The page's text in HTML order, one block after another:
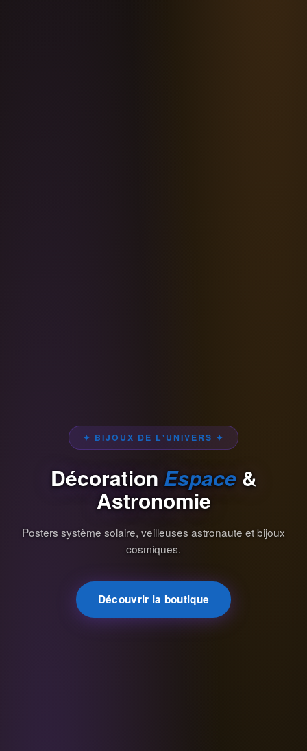
✦ BIJOUX DE L'UNIVERS ✦
Décoration Espace&
Astronomie
Posters système solaire, veilleuses astronaute et bijoux
cosmiques.
Découvrir la boutique